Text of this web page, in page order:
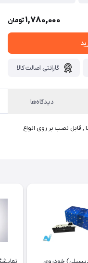
1,780,000تومان
گارانتی اصالت کالا
دیدگاه‌ها
قابل نصب بر روی انواع
ساعت (دیسپلی) خودروی